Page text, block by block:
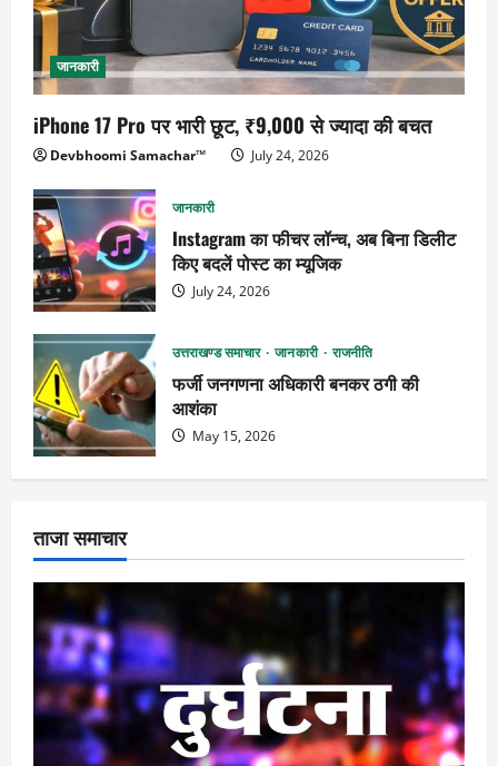
जानकारी
iPhone 17 Pro पर भारी छूट, ₹9,000 से ज्यादा की बचत
Devbhoomi Samachar™ July 24, 2026
जानकारी
Instagram का फीचर लॉन्च, अब बिना डिलीट
किए बदलें पोस्ट का म्यूजिक
July 24, 2026
उत्तराखण्ड समाचार जानकारी राजनीति
फर्जी जनगणना अधिकारी बनकर ठगी की
आशंका
May 15, 2026
ताजा समाचार